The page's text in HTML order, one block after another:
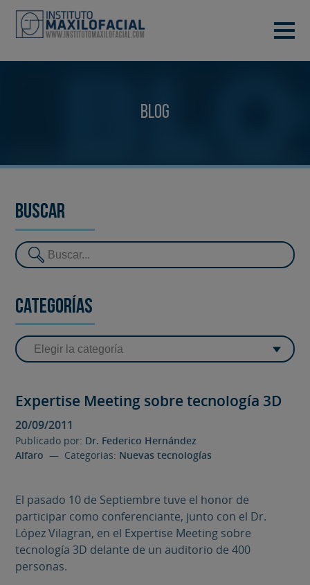
Blog
Buscar
Categorías
Expertise Meeting sobre tecnología 3D
20/09/2011
Publicado por: Dr. Federico Hernández
Alfaro — Categorias: Nuevas tecnologías
El pasado 10 de Septiembre tuve el honor de
participar como conferenciante, junto con el Dr.
López Vilagran, en el Expertise Meeting sobre
tecnología 3D delante de un auditorio de 400
personas.